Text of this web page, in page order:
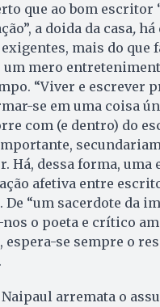
que ao bom escritor
a doida da casa, há
mais do que
um mero
“Viver e escrever
se em uma coisa
com (e dentro) do
Há, dessa forma, uma
afetiva entre
De “um sacerdote da
o poeta e crítico
espera-se sempre o
arremata o